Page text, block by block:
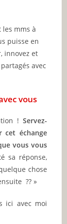
mms à
puisse en
innovez et
avec
vous
! Servez-
cet échange
vous vous
sa réponse,
chose
?? »
ici avec moi